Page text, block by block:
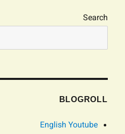
Search
BLOGROLL
English Youtube